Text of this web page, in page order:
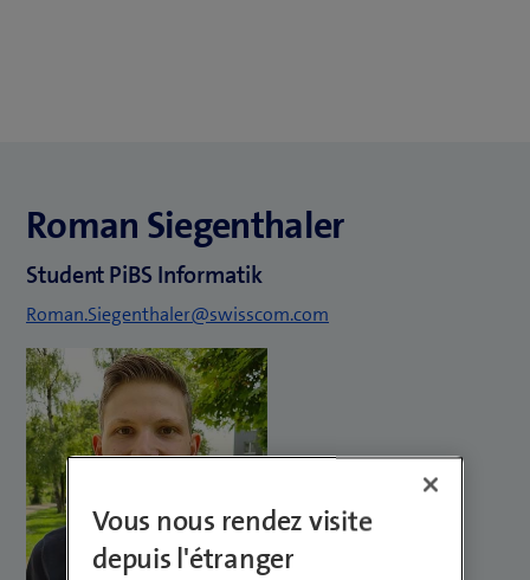
Roman Siegenthaler
Student PiBS Informatik
Roman.Siegenthaler@swisscom.com
Vous nous rendez visite
depuis l'étranger